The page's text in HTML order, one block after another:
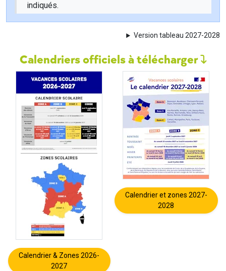
indiqués.
Version tableau 2027-2028
Calendriers officiels à télécharger
Calendrier & Zones 2026-
2027
Calendrier et zones 2027-
2028